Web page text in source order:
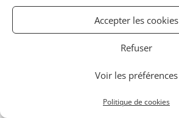
Accepter les cookies
Refuser
Voir les préférences
Politique de cookies